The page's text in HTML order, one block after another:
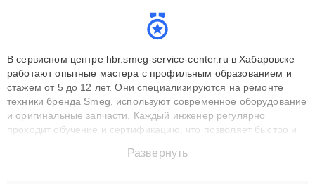
В сервисном центре hbr.smeg-service-center.ru в Хабаровске
работают опытные мастера с профильным образованием и
стажем от 5 до 12 лет. Они специализируются на ремонте
техники бренда Smeg, используют современное оборудование
и оригинальные запчасти. Каждый инженер регулярно
проходит обучение и сертификацию, что позволяет быстро и
сохранением гарантии до 3 лет. Наши мастера решают
Развернуть